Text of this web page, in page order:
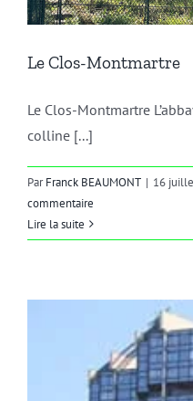
Le Clos-Montmartre
Le Clos-Montmartre
colline [...]
ParFranck BEAUMONT | 16
commentaire
Lire la suite